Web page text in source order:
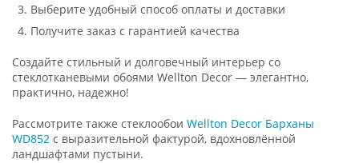
Выберите удобный способ оплаты и доставки
Получите заказ с гарантией качества
Создайте стильный и долговечный интерьер со
стеклотканевыми обоями Wellton Decor — элегантно,
практично, надежно!
Рассмотрите также стеклообои Wellton Decor Барханы
WD852 с выразительной фактурой, вдохновлённой
ландшафтами пустыни.